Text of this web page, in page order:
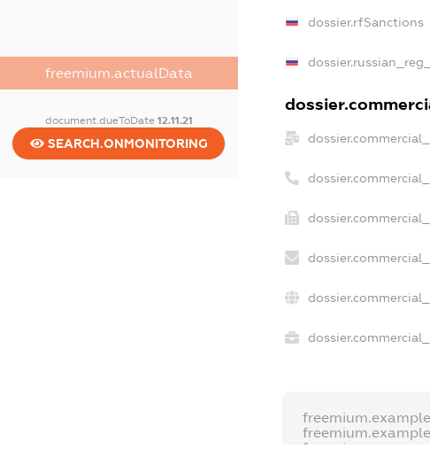
freemium.actualData
document.dueToDate 12.11.21
SEARCH.ONMONITORING
dossier.rfSanctions